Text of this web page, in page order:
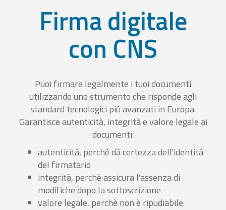
Firma digitale
con CNS
Puoi firmare legalmente i tuoi documenti
utilizzando uno strumento che risponde agli
standard tecnologici più avanzati in Europa.
Garantisce autenticità, integrità e valore legale ai
documenti:
autenticità, perchè dà certezza dell'identità
del firmatario
integrità, perchè assicura l'assenza di
modifiche dopo la sottoscrizione
valore legale, perchè non è ripudiabile